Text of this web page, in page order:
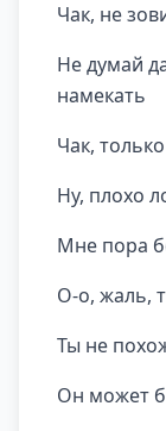
Чак, не
Не думай
намекать
Чак,
Ну, плохо
Мне пора
О-о, жаль,
Ты не
Он может